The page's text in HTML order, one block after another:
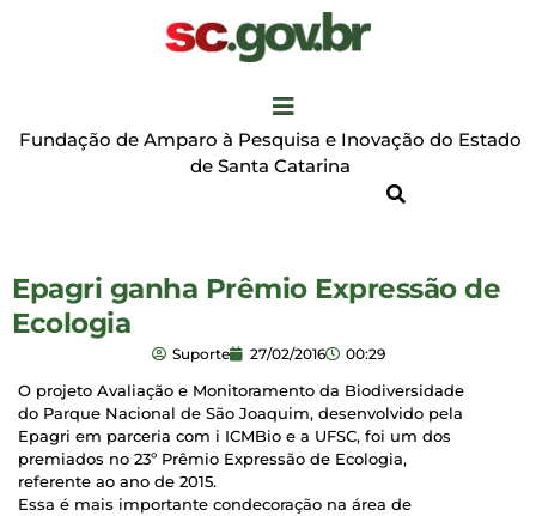
Fundação de Amparo à Pesquisa e Inovação do Estado
de Santa Catarina
Epagri ganha Prêmio Expressão de
Ecologia
Suporte 27/02/2016 00:29
O projeto Avaliação e Monitoramento da Biodiversidade
do Parque Nacional de São Joaquim, desenvolvido pela
Epagri em parceria com i ICMBio e a UFSC, foi um dos
premiados no 23º Prêmio Expressão de Ecologia,
referente ao ano de 2015.
Essa é mais importante condecoração na área de